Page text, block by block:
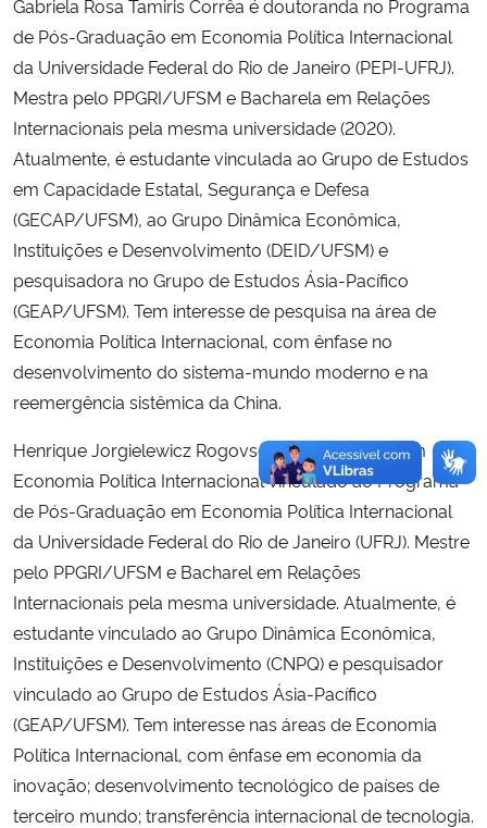
Gabriela Rosa Tamiris Corrêa é doutoranda no Programa
de Pós-Graduação em Economia Política Internacional
da Universidade Federal do Rio de Janeiro (PEPI-UFRJ).
Mestra pelo PPGRI/UFSM e Bacharela em Relações
Internacionais pela mesma universidade (2020).
Atualmente, é estudante vinculada ao Grupo de Estudos
em Capacidade Estatal, Segurança e Defesa
(GECAP/UFSM), ao Grupo Dinâmica Econômica,
Instituições e Desenvolvimento (DEID/UFSM) e
pesquisadora no Grupo de Estudos Ásia-Pacífico
(GEAP/UFSM). Tem interesse de pesquisa na área de
Economia Política Internacional, com ênfase no
desenvolvimento do sistema-mundo moderno e na
reemergência sistêmica da China.
Henrique Jorgielewicz Rogovschi é doutorando em
Economia Política Internacional vinculado ao Programa
de Pós-Graduação em Economia Política Internacional
da Universidade Federal do Rio de Janeiro (UFRJ). Mestre
pelo PPGRI/UFSM e Bacharel em Relações
Internacionais pela mesma universidade. Atualmente, é
estudante vinculado ao Grupo Dinâmica Econômica,
Instituições e Desenvolvimento (CNPQ) e pesquisador
vinculado ao Grupo de Estudos Ásia-Pacífico
(GEAP/UFSM). Tem interesse nas áreas de Economia
Política Internacional, com ênfase em economia da
inovação; desenvolvimento tecnológico de países de
terceiro mundo; transferência internacional de tecnologia.